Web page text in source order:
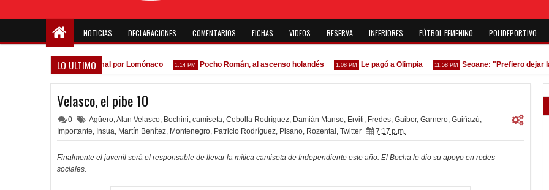
NOTICIAS DECLARACIONES COMENTARIOS FICHAS VIDEOS RESERVA INFERIORES FÚTBOL FEMENINO POLIDEPORTIVO
LO ULTIMO
espera de la oferta formal por Lomónaco 1:14 PM Pocho Román, al ascenso holandés 1:08 PM Le pagó a Olimpia 11:58 PM Seoane: "Prefiero dejar la
Velasco, el pibe 10
0 Agüero,Alan Velasco, Bochini, camiseta, Cebolla Rodríguez, Damián Manso, Erviti, Fredes, Gaibor, Garnero, Guiñazú,
Importante, Insua, Martín Benítez, Montenegro, Patricio Rodríguez, Pisano, Rozental , Twitter 7:17 p.m.
Finalmente el juvenil será el responsable de llevar la mítica camiseta de Independiente este año. El Bocha le dio su apoyo en redes
sociales.